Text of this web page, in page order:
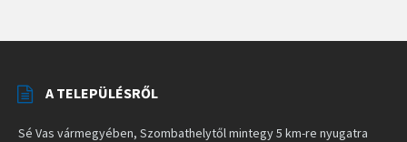
A TELEPÜLÉSRŐL
Sé Vas vármegyében, Szombathelytől mintegy 5 km-re nyugatra